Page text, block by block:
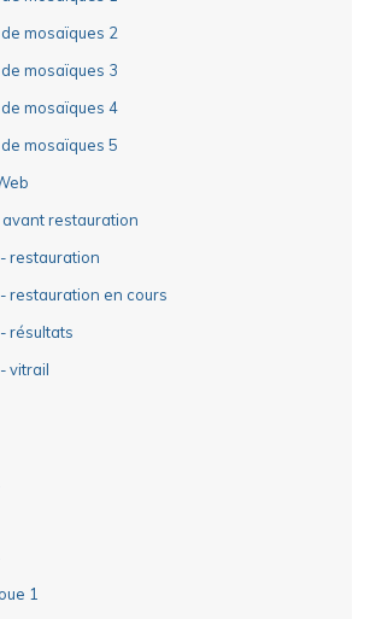
mosaïques 2
mosaïques 3
mosaïques 4
mosaïques 5
avant restauration
restauration
restauration en cours
résultats
vitrail
1